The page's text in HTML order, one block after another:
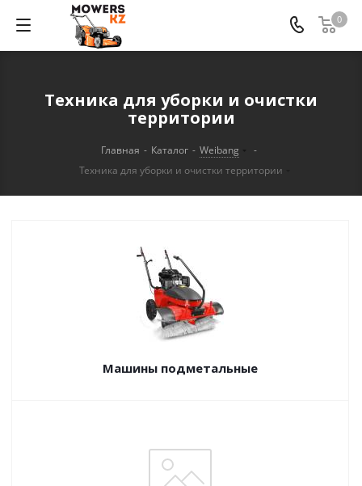
0
Техника для уборки и очистки
территории
Главная - Каталог - Weibang
-
Техника для уборки и очистки территории
Машины подметальные